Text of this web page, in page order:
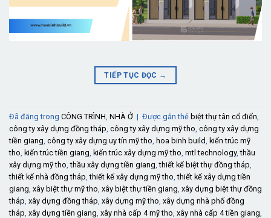
TIẾP TỤC ĐỌC →
Đã đăng trong CÔNG TRÌNH NHÀ Ở | Được gắn thẻ biệt thự tân cổ điển
công ty xây dựng đồng tháp công ty xây dựng mỹ tho công ty xây dựng
tiền giang công ty xây dựng uy tín mỹ tho hoa binh build kiến trúc mỹ
tho kiến trúc tiền giang kiến trúc xây dựng mỹ tho mtl technology,thầu
xây dựng mỹ tho ,thầu xây dựng tiền giang ,thiết kế biệt thự đồng tháp
thiết kế nhà đồng tháp ,thiết kế xây dựng mỹ tho ,thiết kế xây dựng tiền
giang xây biệt thự mỹ tho xây biệt thự tiền giang xây dựng biệt thự đồng
tháp xây dựng đồng tháp xây dựng mỹ tho xây dựng nhà phố đồng
tháp xây dựng tiền giang xây nhà cấp 4 mỹ tho xây nhà cấp 4 tiền giang